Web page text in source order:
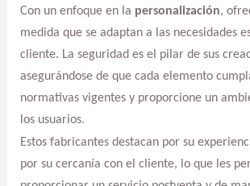
Con un enfoque en la personalización,
medida que se adaptan a las necesidades
cliente. La seguridad es el pilar de sus
asegurándose de que cada elemento
normativas vigentes y proporcione un
los usuarios.
Estos fabricantes destacan por su
por su cercanía con el cliente, lo que les